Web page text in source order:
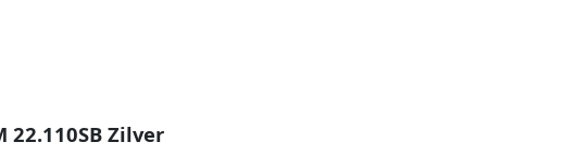
22.110SB Zilver